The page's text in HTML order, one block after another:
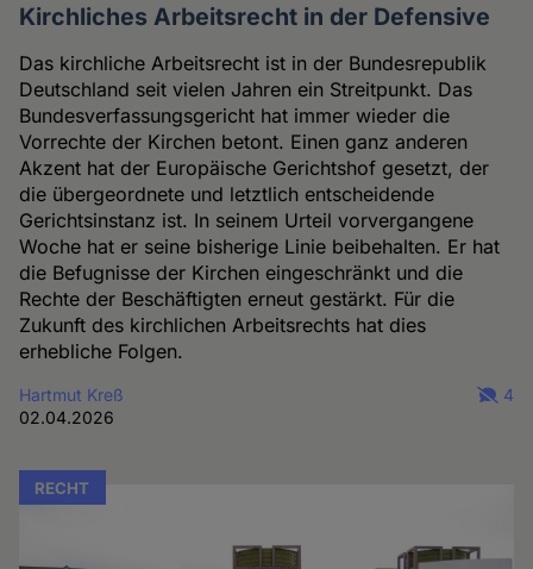
Kirchliches Arbeitsrecht in der Defensive
Das kirchliche Arbeitsrecht ist in der Bundesrepublik
Deutschland seit vielen Jahren ein Streitpunkt. Das
Bundesverfassungsgericht hat immer wieder die
Vorrechte der Kirchen betont. Einen ganz anderen
Akzent hat der Europäische Gerichtshof gesetzt, der
die übergeordnete und letztlich entscheidende
Gerichtsinstanz ist. In seinem Urteil vorvergangene
Woche hat er seine bisherige Linie beibehalten. Er hat
die Befugnisse der Kirchen eingeschränkt und die
Rechte der Beschäftigten erneut gestärkt. Für die
Zukunft des kirchlichen Arbeitsrechts hat dies
erhebliche Folgen.
Hartmut Kreß
02.04.2026
4
RECHT